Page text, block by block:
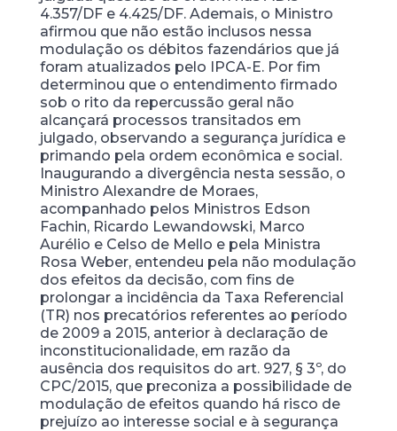
4.357/DF e 4.425/DF. Ademais, o Ministro
afirmou que não estão inclusos nessa
modulação os débitos fazendários que já
foram atualizados pelo IPCA-E. Por fim
determinou que o entendimento firmado
sob o rito da repercussão geral não
alcançará processos transitados em
julgado, observando a segurança jurídica e
primando pela ordem econômica e social.
Inaugurando a divergência nesta sessão, o
Ministro Alexandre de Moraes,
acompanhado pelos Ministros Edson
Fachin, Ricardo Lewandowski, Marco
Aurélio e Celso de Mello e pela Ministra
Rosa Weber, entendeu pela não modulação
dos efeitos da decisão, com fins de
prolongar a incidência da Taxa Referencial
(TR) nos precatórios referentes ao período
de 2009 a 2015, anterior à declaração de
inconstitucionalidade, em razão da
ausência dos requisitos do art. 927, § 3º, do
CPC/2015, que preconiza a possibilidade de
modulação de efeitos quando há risco de
prejuízo ao interesse social e à segurança